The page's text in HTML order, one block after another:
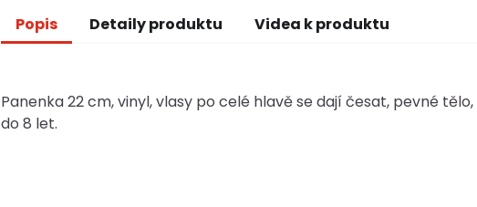
Popis Detaily produktu Videa k produktu
Panenka 22 cm, vinyl, vlasy po celé hlavě se dají česat, pevné tělo,
do 8 let.